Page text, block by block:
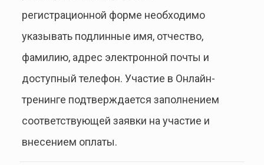
регистрационной форме необходимо
указывать подлинные имя, отчество,
фамилию, адрес электронной почты и
доступный телефон. Участие в Онлайн-
тренинге подтверждается заполнением
соответствующей заявки на участие и
внесением оплаты.